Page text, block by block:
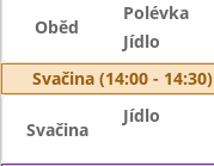
Oběd
Polévka
Jídlo
Svačina (14:00 - 14:30)
Svačina
Jídlo